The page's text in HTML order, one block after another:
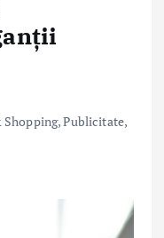
,Publicitate,